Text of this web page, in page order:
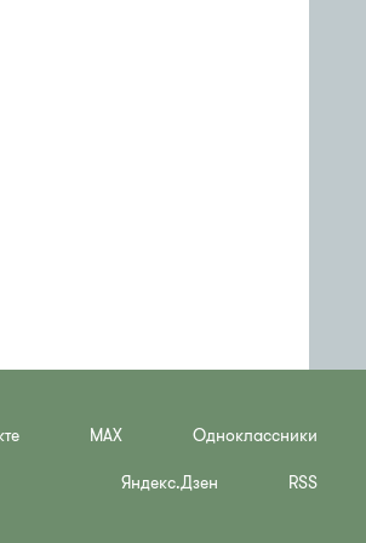
MAX Одноклассники
Яндекс.Дзен RSS